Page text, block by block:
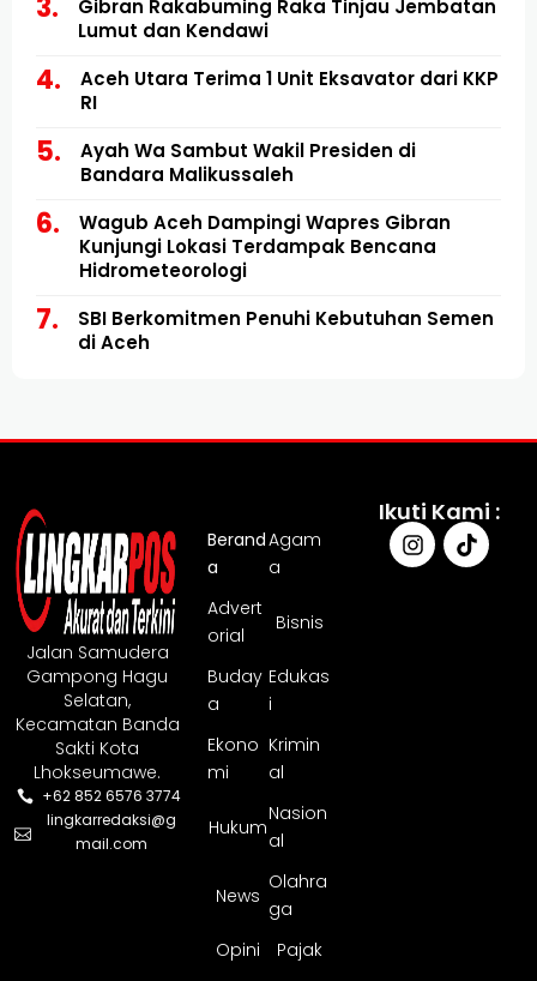
Gibran Rakabuming Raka Tinjau Jembatan
Lumut dan Kendawi
Aceh Utara Terima 1 Unit Eksavator dari KKP
RI
Ayah Wa Sambut Wakil Presiden di
Bandara Malikussaleh
Wagub Aceh Dampingi Wapres Gibran
Kunjungi Lokasi Terdampak Bencana
Hidrometeorologi
SBI Berkomitmen Penuhi Kebutuhan Semen
di Aceh
Jalan Samudera
Gampong Hagu
Selatan,
Kecamatan Banda
Sakti Kota
Lhokseumawe.
+62 852 6576 3774
lingkarredaksi@g
mail.com
Berand
a
Agam
a
Advert
orial
Bisnis
Buday
a
Edukas
i
Ekono
mi
Krimin
al
Hukum
Nasion
al
News
Olahra
ga
Opini
Pajak
Ikuti Kami :